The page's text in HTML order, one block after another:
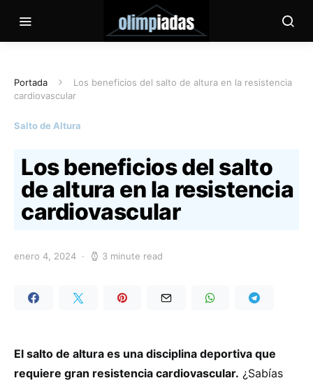
Portada
Los beneficios del salto de altura en la resistencia
cardiovascular
Salto de Altura
Los beneficios del salto
de altura en la resistencia
cardiovascular
enero 4, 2024 3 minute read
El salto de altura es una disciplina deportiva que
requiere gran resistencia cardiovascular. ¿Sabías